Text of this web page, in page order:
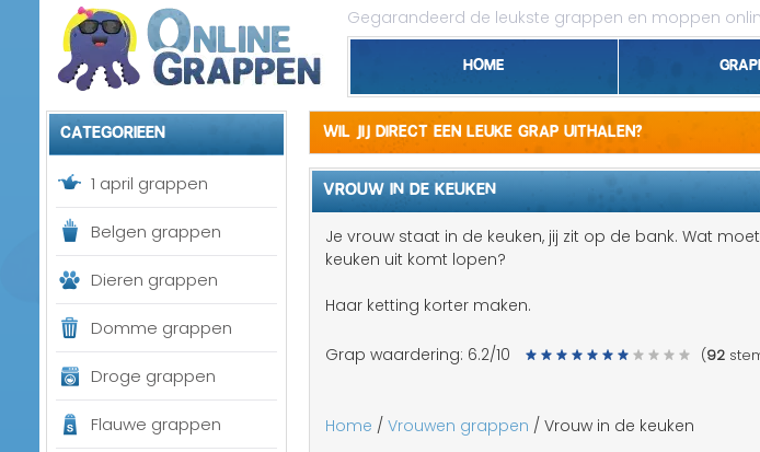
Gegarandeerd de leukste grappen en moppen
Home
Belgen
Flauwe
Categorieen
1 april grappen
Belgen grappen
Dieren grappen
Domme grappen
Droge grappen
Flauwe grappen
Wil jij direct een leuke grap uithalen?
VROUW IN DE KEUKEN
Je vrouw staat in de keuken, jij zit op de bank. Wat
keuken uit komt lopen?
Haar ketting korter maken.
Grap waardering: 6.2/10 (92
Home / Vrouwen grappen / Vrouw in de keuken